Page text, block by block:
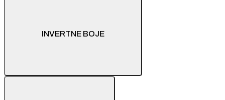
INVERTNE BOJE